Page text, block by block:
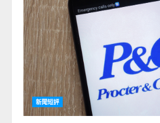
新聞短評